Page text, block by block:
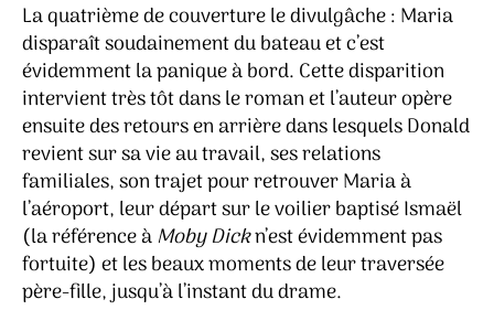
La quatrième de couverture le divulgâche : Maria
disparaît soudainement du bateau et c’est
évidemment la panique à bord. Cette disparition
intervient très tôt dans le roman et l’auteur opère
ensuite des retours en arrière dans lesquels Donald
revient sur sa vie au travail, ses relations
familiales, son trajet pour retrouver Maria à
l’aéroport, leur départ sur le voilier baptisé Ismaël
(la référence àMoby Dickn’est évidemment pas
fortuite) et les beaux moments de leur traversée
père-fille, jusqu’à l’instant du drame.